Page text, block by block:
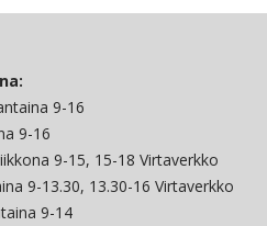
9-16
9-16
9-15, 15-18 Virtaverkko
9-13.30, 13.30-16 Virtaverkko
9-14